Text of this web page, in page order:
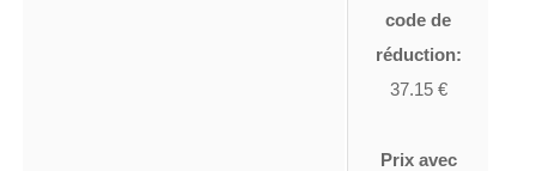
code de
réduction:
37.15 €
Prix avec